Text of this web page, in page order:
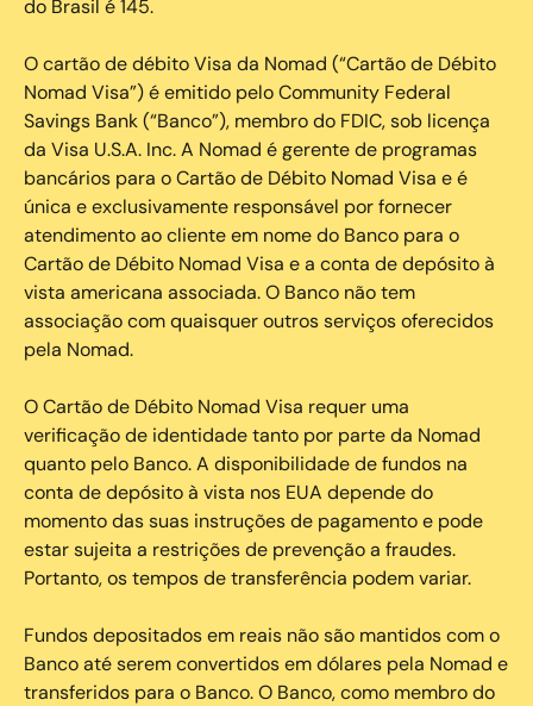
do Brasil é 145.
O cartão de débito Visa da Nomad (“Cartão de Débito
Nomad Visa”) é emitido pelo Community Federal
Savings Bank (“Banco”), membro do FDIC, sob licença
da Visa U.S.A. Inc. A Nomad é gerente de programas
bancários para o Cartão de Débito Nomad Visa e é
única e exclusivamente responsável por fornecer
atendimento ao cliente em nome do Banco para o
Cartão de Débito Nomad Visa e a conta de depósito à
vista americana associada. O Banco não tem
associação com quaisquer outros serviços oferecidos
pela Nomad.
O Cartão de Débito Nomad Visa requer uma
verificação de identidade tanto por parte da Nomad
quanto pelo Banco. A disponibilidade de fundos na
conta de depósito à vista nos EUA depende do
momento das suas instruções de pagamento e pode
estar sujeita a restrições de prevenção a fraudes.
Portanto, os tempos de transferência podem variar.
Fundos depositados em reais não são mantidos com o
Banco até serem convertidos em dólares pela Nomad e
transferidos para o Banco. O Banco, como membro do